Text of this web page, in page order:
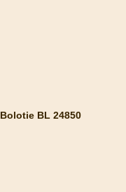
Bolotie BL 24850